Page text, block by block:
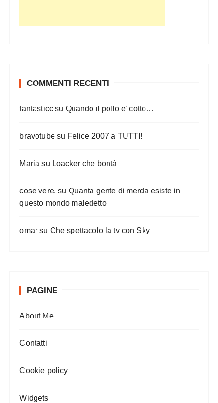
COMMENTI RECENTI
fantasticc su Quando il pollo e’ cotto…
bravotubesu Felice 2007 a TUTTI!
Maria su Loacker che bontà
cose vere. su Quanta gente di merda esiste in
questo mondo maledetto
omar su Che spettacolo la tv con Sky
PAGINE
About Me
Contatti
Cookie policy
Widgets